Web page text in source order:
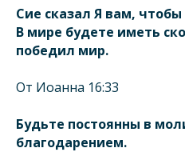
Сие сказал Я вам,
В мире будете иметь
победил мир.
От Иоанна 16:33
Будьте постоянны в
благодарением.